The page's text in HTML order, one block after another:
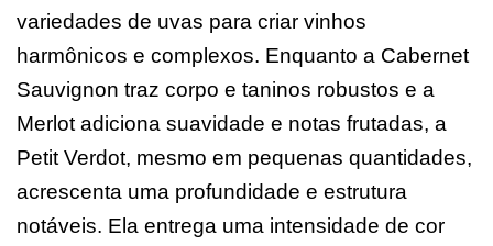
variedades de uvas para criar vinhos
harmônicos e complexos. Enquanto a Cabernet
Sauvignon traz corpo e taninos robustos e a
Merlot adiciona suavidade e notas frutadas, a
Petit Verdot, mesmo em pequenas quantidades,
acrescenta uma profundidade e estrutura
notáveis. Ela entrega uma intensidade de cor